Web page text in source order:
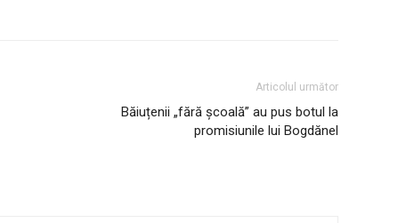
Articolul următor
Băiuțenii „fără școală” au pus botul la
promisiunile lui Bogdănel